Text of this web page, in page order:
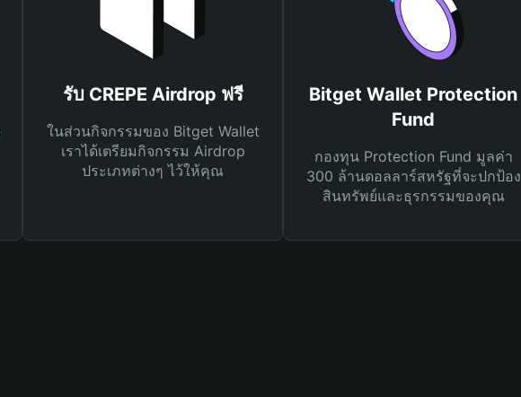
รับ CREPE Airdrop ฟรี
ในส่วนกิจกรรมของ Bitget Wallet
เราได้เตรียมกิจกรรม Airdrop
ประเภทต่างๆ ไว้ให้คุณ
Bitget Wallet Protection
Fund
กองทุน Protection Fund มูลค่า
300 ล้านดอลลาร์สหรัฐที่จะปกป้อง
สินทรัพย์และธุรกรรมของคุณ